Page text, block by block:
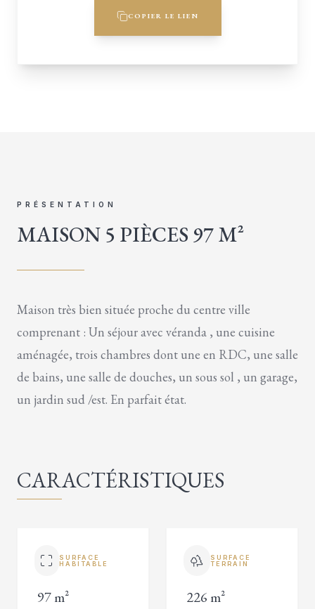
COPIER LE LIEN
PRÉSENTATION
MAISON 5 PIÈCES 97 M²
Maison très bien située proche du centre ville
comprenant : Un séjour avec véranda , une cuisine
aménagée, trois chambres dont une en RDC, une salle
de bains, une salle de douches, un sous sol , un garage,
un jardin sud /est. En parfait état.
CARACTÉRISTIQUES
SURFACE
HABITABLE
97 m²
SURFACE
TERRAIN
226 m²